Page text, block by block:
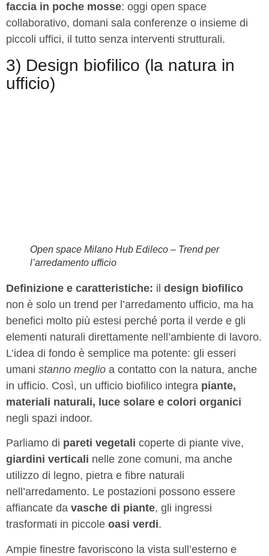
faccia in poche mosse: oggi open space
collaborativo, domani sala conferenze o insieme di
piccoli uffici, il tutto senza interventi strutturali.
3) Design biofilico (la natura in
ufficio)
Open space Milano Hub Edileco – Trend per
l’arredamento ufficio
Definizione e caratteristiche: il design biofilico
non è solo un trend per l’arredamento ufficio, ma ha
benefici molto più estesi perché porta il verde e gli
elementi naturali direttamente nell’ambiente di lavoro.
L’idea di fondo è semplice ma potente: gli esseri
umani stanno meglio a contatto con la natura, anche
in ufficio. Così, un ufficio biofilico integra piante,
materiali naturali, luce solare e colori organici
negli spazi indoor.
Parliamo di pareti vegetali coperte di piante vive,
giardini verticali nelle zone comuni, ma anche
utilizzo di legno, pietra e fibre naturali
nell’arredamento. Le postazioni possono essere
affiancate da vasche di piante, gli ingressi
trasformati in piccole oasi verdi.
Ampie finestre favoriscono la vista sull’esterno e